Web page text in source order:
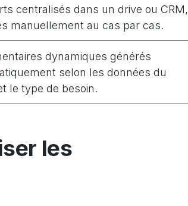
centralisés dans un drive ou CRM,
manuellement au cas par cas.
dynamiques générés
selon les données du
le type de besoin.
les